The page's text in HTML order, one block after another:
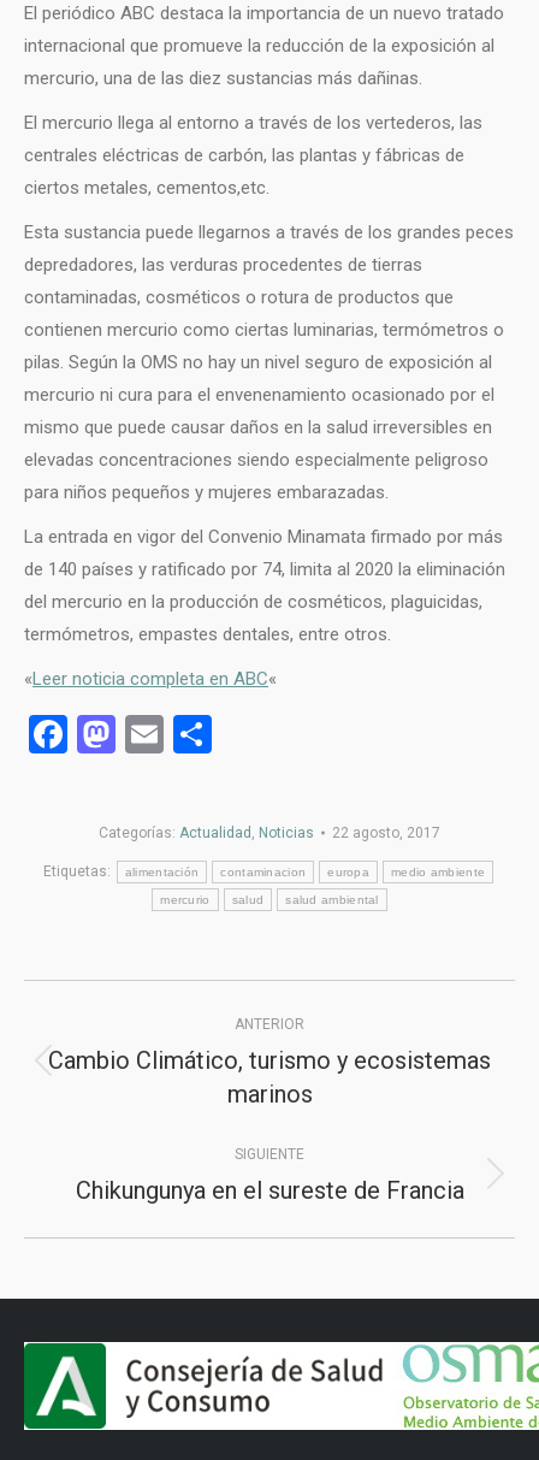
El periódico ABC destaca la importancia de un nuevo tratado
internacional que promueve la reducción de la exposición al
mercurio, una de las diez sustancias más dañinas.
El mercurio llega al entorno a través de los vertederos, las
centrales eléctricas de carbón, las plantas y fábricas de
ciertos metales, cementos,etc.
Esta sustancia puede llegarnos a través de los grandes peces
depredadores, las verduras procedentes de tierras
contaminadas, cosméticos o rotura de productos que
contienen mercurio como ciertas luminarias, termómetros o
pilas. Según la OMS no hay un nivel seguro de exposición al
mercurio ni cura para el envenenamiento ocasionado por el
mismo que puede causar daños en la salud irreversibles en
elevadas concentraciones siendo especialmente peligroso
para niños pequeños y mujeres embarazadas.
La entrada en vigor del Convenio Minamata firmado por más
de 140 países y ratificado por 74, limita al 2020 la eliminación
del mercurio en la producción de cosméticos, plaguicidas,
termómetros, empastes dentales, entre otros.
«Leer noticia completa en ABC«
Facebook
Mastodon
Email
Categorías: Actualidad , Noticias 22 agosto, 2017
Etiquetas: alimentación contaminacion europa medio ambiente
mercurio salud salud ambiental
entre
publicaciones
ANTERIOR
Publicación
anterior:
Cambio Climático, turismo y ecosistemas
marinos
SIGUIENTE
Publicación
Chikungunya en el sureste de Francia